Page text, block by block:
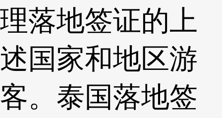
理落地签证的上
述国家和地区游
客。泰国落地签